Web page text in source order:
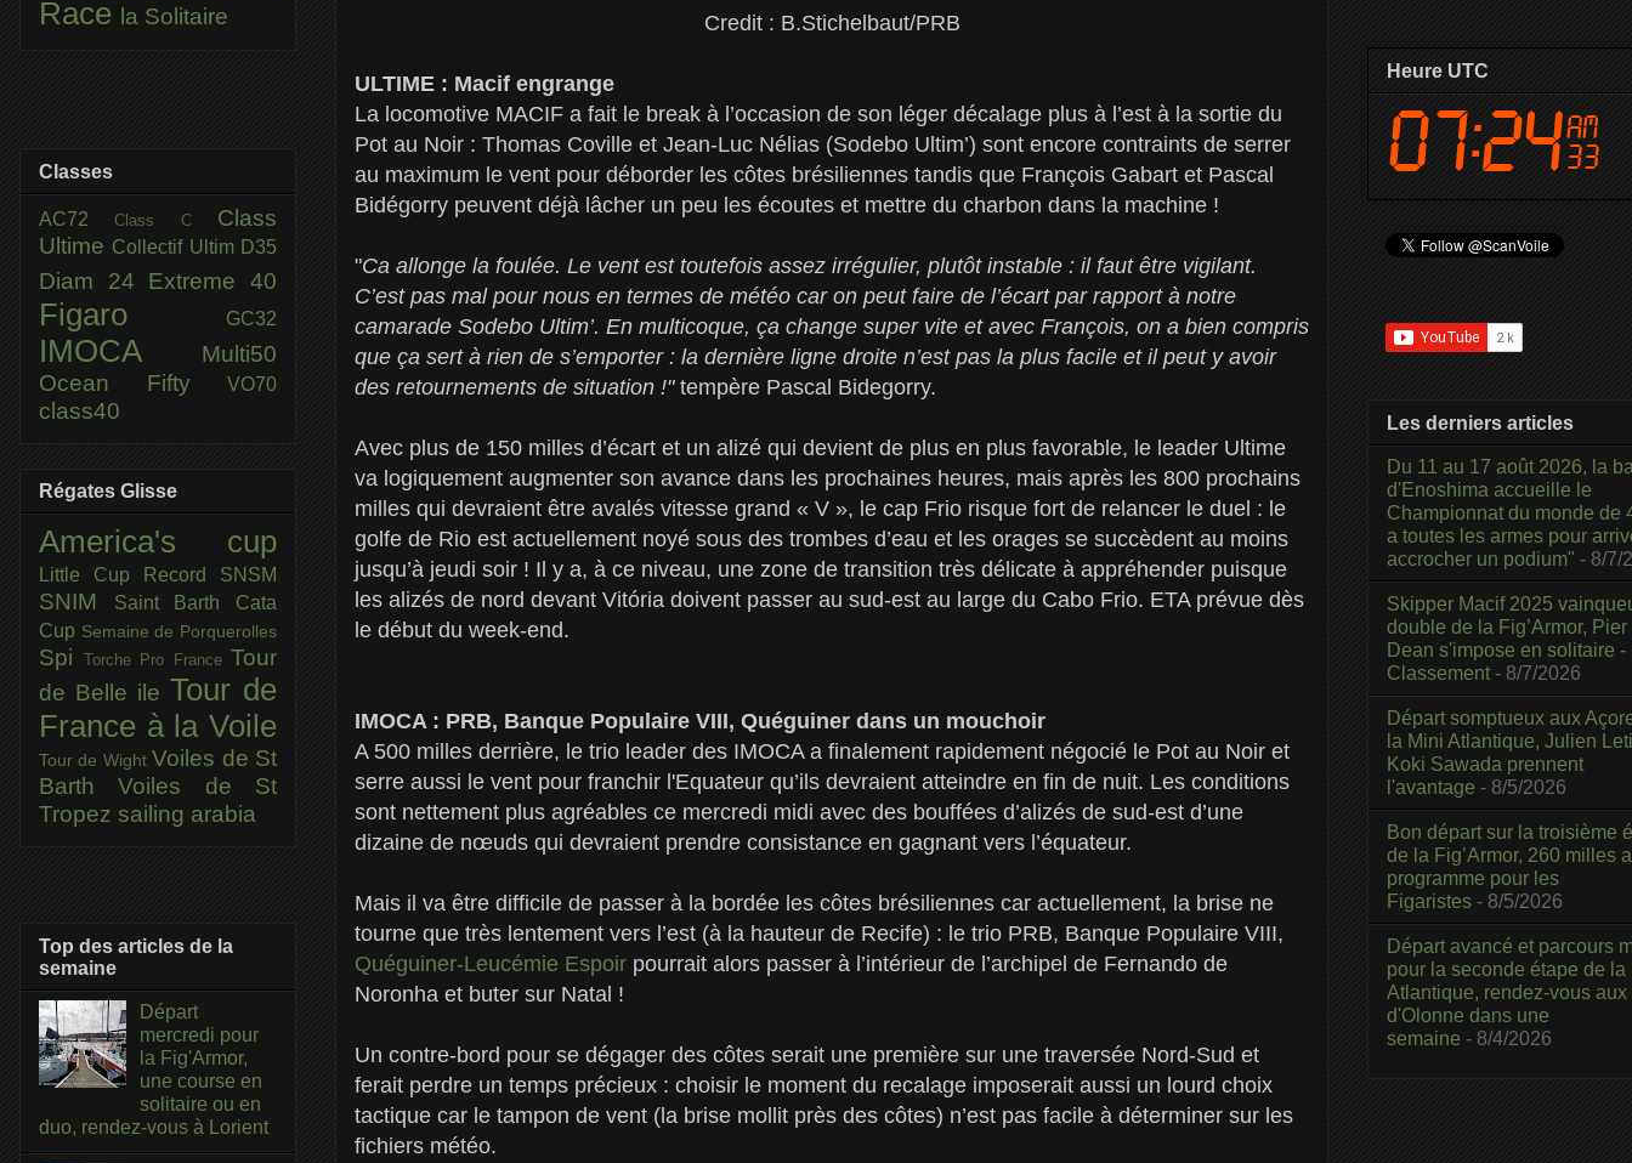
Credit : B.Stichelbaut/PRB
ULTIME : Macif engrange
La locomotive MACIF a fait le break à l’occasion de son léger décalage plus à l’est à la sortie du
Pot au Noir : Thomas Coville et Jean-Luc Nélias (Sodebo Ultim’) sont encore contraints de serrer
au maximum le vent pour déborder les côtes brésiliennes tandis que François Gabart et Pascal
Bidégorry peuvent déjà lâcher un peu les écoutes et mettre du charbon dans la machine !
"Ca allonge la foulée. Le vent est toutefois assez irrégulier, plutôt instable : il faut être vigilant.
C’est pas mal pour nous en termes de météo car on peut faire de l’écart par rapport à notre
camarade Sodebo Ultim’. En multicoque, ça change super vite et avec François, on a bien compris
que ça sert à rien de s’emporter : la dernière ligne droite n’est pas la plus facile et il peut y avoir
des retournements de situation !" tempère Pascal Bidegorry.
Avec plus de 150 milles d’écart et un alizé qui devient de plus en plus favorable, le leader Ultime
va logiquement augmenter son avance dans les prochaines heures, mais après les 800 prochains
milles qui devraient être avalés vitesse grand « V », le cap Frio risque fort de relancer le duel : le
golfe de Rio est actuellement noyé sous des trombes d’eau et les orages se succèdent au moins
jusqu’à jeudi soir ! Il y a, à ce niveau, une zone de transition très délicate à appréhender puisque
les alizés de nord devant Vitória doivent passer au sud-est au large du Cabo Frio. ETA prévue dès
le début du week-end.
IMOCA : PRB, Banque Populaire VIII, Quéguiner dans un mouchoir
A 500 milles derrière, le trio leader des IMOCA a finalement rapidement négocié le Pot au Noir et
serre aussi le vent pour franchir l'Equateur qu’ils devraient atteindre en fin de nuit. Les conditions
sont nettement plus agréables ce mercredi midi avec des bouffées d’alizés de sud-est d’une
dizaine de nœuds qui devraient prendre consistance en gagnant vers l’équateur.
Mais il va être difficile de passer à la bordée les côtes brésiliennes car actuellement, la brise ne
tourne que très lentement vers l’est (à la hauteur de Recife) : le trio PRB, Banque Populaire VIII,
Quéguiner-Leucémie Espoir pourrait alors passer à l’intérieur de l’archipel de Fernando de
Noronha et buter sur Natal !
Un contre-bord pour se dégager des côtes serait une première sur une traversée Nord-Sud et
ferait perdre un temps précieux : choisir le moment du recalage imposerait aussi un lourd choix
tactique car le tampon de vent (la brise mollit près des côtes) n’est pas facile à déterminer sur les
fichiers météo.
Race la Solitaire
Classes
AC72Class C Class
Ultime Collectif Ultim D35
Diam 24 Extreme 40
Figaro GC32
IMOCA
Multi50
Ocean Fifty
VO70
class40
Régates Glisse
America's cup
Little Cup Record SNSM
SNIM
Saint Barth Cata
Cup Semaine de Porquerolles
Spi Torche Pro France Tour
de Belle ile Tour de
France à la Voile
Tour de Wight Voiles de St
BarthVoiles de St
Tropez sailing arabia
Top des articles de la
semaine
Départ
mercredi pour
la Fig'Armor,
une course en
solitaire ou en
duo, rendez-vous à Lorient
Heure UTC
Les derniers articles
Du 11 au 17 août 2026, la
d'Enoshima accueille le
Championnat du monde de
a toutes les armes pour
accrocher un podium" - 8/7/
Skipper Macif 2025
double de la Fig’Armor,
Dean s'impose en solitaire -
Classement - 8/7/2026
Départ somptueux aux
la Mini Atlantique, Julien
Koki Sawada prennent
l'avantage - 8/5/2026
Bon départ sur la troisième
de la Fig’Armor, 260 milles
programme pour les
Figaristes - 8/5/2026
Départ avancé et parcours
pour la seconde étape de la
Atlantique, rendez-vous
d'Olonne dans une
semaine - 8/4/2026